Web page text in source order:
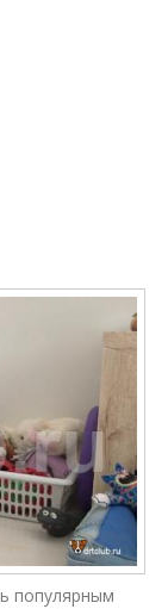
популярным